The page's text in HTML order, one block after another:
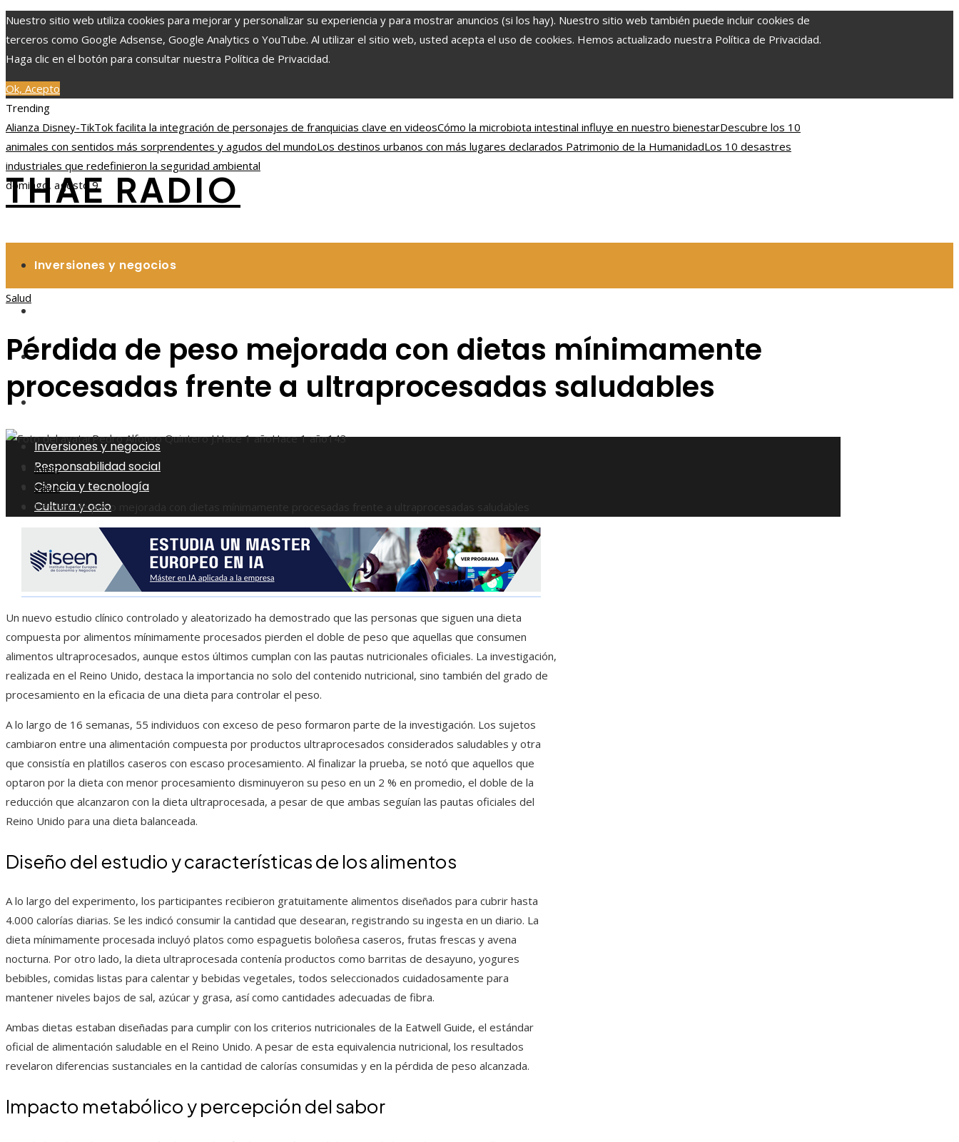
Nuestro sitio web utiliza cookies para mejorar y personalizar su experiencia y para mostrar anuncios (si los hay). Nuestro sitio web también puede incluir cookies de
terceros como Google Adsense, Google Analytics o YouTube. Al utilizar el sitio web, usted acepta el uso de cookies. Hemos actualizado nuestra Política de Privacidad.
Haga clic en el botón para consultar nuestra Política de Privacidad.
Ok, Acepto
Trending
Alianza Disney-TikTok facilita la integración de personajes de franquicias clave en videosCómo la microbiota intestinal influye en nuestro bienestarDescubre los 10
animales con sentidos más sorprendentes y agudos del mundoLos destinos urbanos con más lugares declarados Patrimonio de la HumanidadLos 10 desastres
industriales que redefinieron la seguridad ambiental
domingo, agosto 9
THAE RADIO
Inversiones y negocios
Ciencia y tecnología
Cultura y ocio
Inversiones y negocios
Responsabilidad social
Ciencia y tecnología
Cultura y ocio
Salud
Pérdida de peso mejorada con dietas mínimamente
procesadas frente a ultraprocesadas saludables
Pedro Alfonso Quintero J.Hace 1 añoHace 1 año143
Inicio
Salud
Pérdida de peso mejorada con dietas mínimamente procesadas frente a ultraprocesadas saludables
Un nuevo estudio clínico controlado y aleatorizado ha demostrado que las personas que siguen una dieta
compuesta por alimentos mínimamente procesados pierden el doble de peso que aquellas que consumen
alimentos ultraprocesados, aunque estos últimos cumplan con las pautas nutricionales oficiales. La investigación,
realizada en el Reino Unido, destaca la importancia no solo del contenido nutricional, sino también del grado de
procesamiento en la eficacia de una dieta para controlar el peso.
A lo largo de 16 semanas, 55 individuos con exceso de peso formaron parte de la investigación. Los sujetos
cambiaron entre una alimentación compuesta por productos ultraprocesados considerados saludables y otra
que consistía en platillos caseros con escaso procesamiento. Al finalizar la prueba, se notó que aquellos que
optaron por la dieta con menor procesamiento disminuyeron su peso en un 2 % en promedio, el doble de la
reducción que alcanzaron con la dieta ultraprocesada, a pesar de que ambas seguían las pautas oficiales del
Reino Unido para una dieta balanceada.
Diseño del estudio y características de los alimentos
A lo largo del experimento, los participantes recibieron gratuitamente alimentos diseñados para cubrir hasta
4.000 calorías diarias. Se les indicó consumir la cantidad que desearan, registrando su ingesta en un diario. La
dieta mínimamente procesada incluyó platos como espaguetis boloñesa caseros, frutas frescas y avena
nocturna. Por otro lado, la dieta ultraprocesada contenía productos como barritas de desayuno, yogures
bebibles, comidas listas para calentar y bebidas vegetales, todos seleccionados cuidadosamente para
mantener niveles bajos de sal, azúcar y grasa, así como cantidades adecuadas de fibra.
Ambas dietas estaban diseñadas para cumplir con los criterios nutricionales de la Eatwell Guide, el estándar
oficial de alimentación saludable en el Reino Unido. A pesar de esta equivalencia nutricional, los resultados
revelaron diferencias sustanciales en la cantidad de calorías consumidas y en la pérdida de peso alcanzada.
Impacto metabólico y percepción del sabor